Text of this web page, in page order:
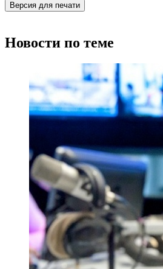
Версия для печати
Новости по теме